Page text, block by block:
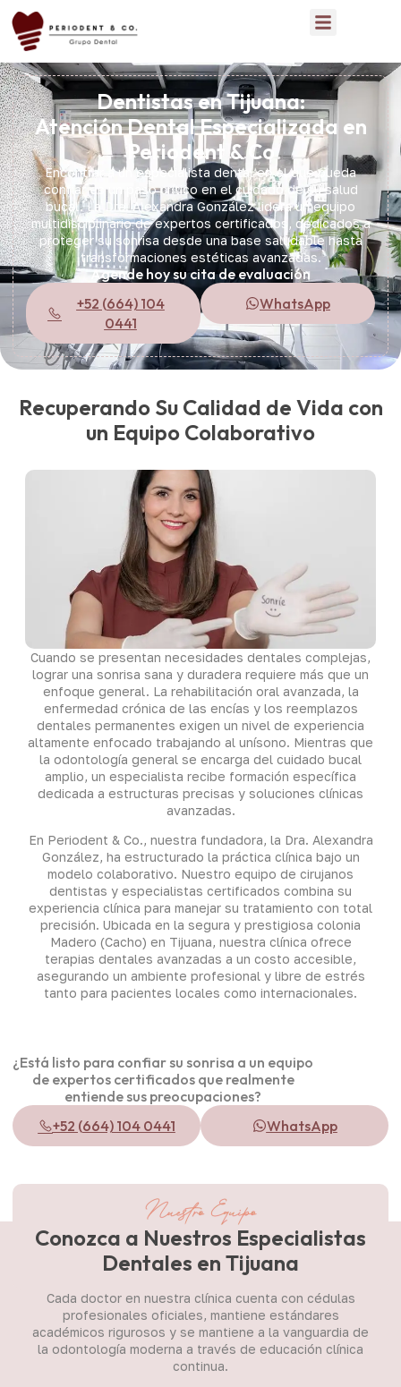
Dentistas en Tijuana:
Atención Dental Especializada en
Periodent & Co
Encontrar a un especialista dental en el que pueda
confiar es un paso crítico en el cuidado de su salud
bucal. La Dra. Alexandra González lidera un equipo
multidisciplinario de expertos certificados, dedicados a
proteger su sonrisa desde una base saludable hasta
transformaciones estéticas avanzadas.
Agende hoy su cita de evaluación
+52 (664) 104
0441
WhatsApp
Recuperando Su Calidad de Vida con
un Equipo Colaborativo
Cuando se presentan necesidades dentales complejas,
lograr una sonrisa sana y duradera requiere más que un
enfoque general. La rehabilitación oral avanzada, la
enfermedad crónica de las encías y los reemplazos
dentales permanentes exigen un nivel de experiencia
altamente enfocado trabajando al unísono. Mientras que
la odontología general se encarga del cuidado bucal
amplio, un especialista recibe formación específica
dedicada a estructuras precisas y soluciones clínicas
avanzadas.
En Periodent & Co., nuestra fundadora, la Dra. Alexandra
González, ha estructurado la práctica clínica bajo un
modelo colaborativo. Nuestro equipo de cirujanos
dentistas y especialistas certificados combina su
experiencia clínica para manejar su tratamiento con total
precisión. Ubicada en la segura y prestigiosa colonia
Madero (Cacho) en Tijuana, nuestra clínica ofrece
terapias dentales avanzadas a un costo accesible,
asegurando un ambiente profesional y libre de estrés
tanto para pacientes locales como internacionales.
¿Está listo para confiar su sonrisa a un equipo
de expertos certificados que realmente
entiende sus preocupaciones?
+52 (664) 104 0441
WhatsApp
Conozca a Nuestros Especialistas
Dentales en Tijuana
Cada doctor en nuestra clínica cuenta con cédulas
profesionales oficiales, mantiene estándares
académicos rigurosos y se mantiene a la vanguardia de
la odontología moderna a través de educación clínica
continua.